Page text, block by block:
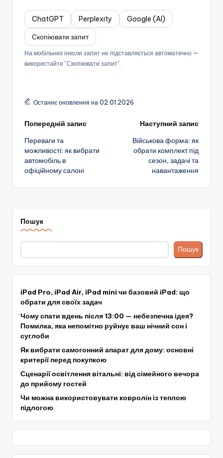
ChatGPT Perplexity
Google (AI)
Скопіювати запит
На мобільних інколи запит не підставляється автоматично —
використайте “Скопіювати запит”.
Останнє оновлення на 02.01.2026
Навігація
по
запису
Попередній запис
Переваги та
можливості: як вибрати
автомобіль в
офіційному салоні
Наступний запис
Військова форма: як
обрати комплект під
сезон, задачі та
навантаження
Пошук
Пошук
iPad Pro, iPad Air, iPad mini чи базовий iPad: що
обрати для своїх задач
Чому спати вдень після 13:00 — небезпечна ідея?
Помилка, яка непомітно руйнує ваш нічний сон і
суглоби
Як вибрати самогонний апарат для дому: основні
критерії перед покупкою
Сценарії освітлення вітальні: від сімейного вечора
до прийому гостей
Чи можна використовувати ковролін із теплою
підлогою